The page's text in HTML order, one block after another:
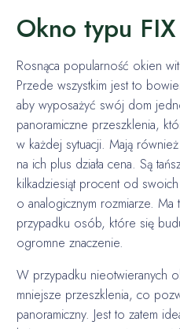
Okno typu
Rosnąca popularność okien
Przede wszystkim jest to
aby wyposażyć swój dom
panoramiczne przeszklenia,
w każdej sytuacji. Mają
na ich plus działa cena. Są
kilkadziesiąt procent od
o analogicznym rozmiarze.
przypadku osób, które się
ogromne znaczenie.
W przypadku nieotwieranych
mniejsze przeszklenia, co
panoramiczny. Jest to zatem